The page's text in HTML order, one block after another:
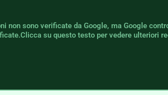
non sono verificate da Google, ma Google
su questo testo per vedere ulteriori